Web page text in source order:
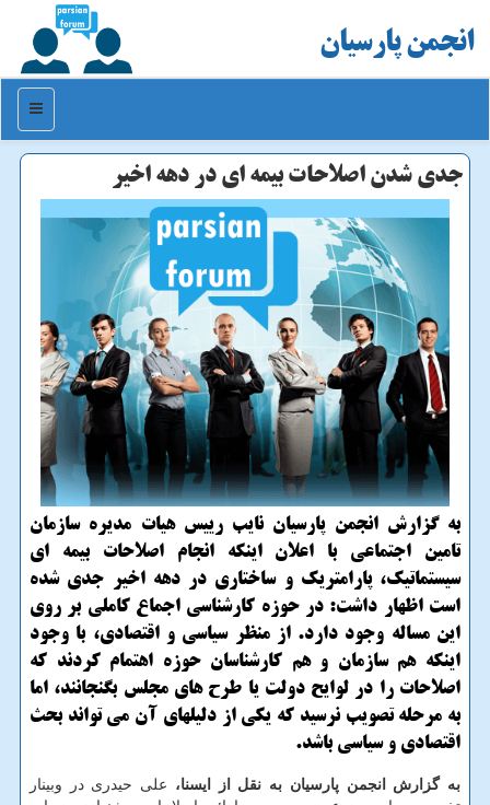
انجمن پارسیان
منو
جدی شدن اصلاحات بیمه ای در دهه اخیر
به گزارش انجمن پارسیان نایب رییس هیات مدیره سازمان
تامین اجتماعی با اعلان اینكه انجام اصلاحات بیمه ای
سیستماتیك، پارامتریك و ساختاری در دهه اخیر جدی شده
است اظهار داشت: در حوزه كارشناسی اجماع كاملی بر روی
این مساله وجود دارد. از منظر سیاسی و اقتصادی، با وجود
اینكه هم سازمان و هم كارشناسان حوزه اهتمام كردند كه
اصلاحات را در لوایح دولت یا طرح های مجلس بگنجانند، اما
به مرحله تصویب نرسید كه یكی از دلیلهای آن می تواند بحث
اقتصادی و سیاسی باشد.
به گزارش انجمن پارسیان به نقل از ایسنا، علی حیدری در وبینار